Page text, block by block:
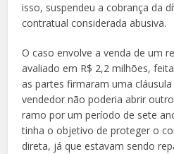
isso, suspendeu a cobrança da
contratual considerada abusiva.
O caso envolve a venda de um
avaliado em R$ 2,2 milhões,
as partes firmaram uma
vendedor não poderia abrir
ramo por um período de sete
tinha o objetivo de proteger o
direta, já que estavam sendo